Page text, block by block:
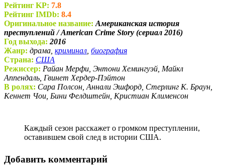
Рейтинг KP: 7.8
Рейтинг IMDb: 8.4
Оригинальное название: Американская история
преступлений / American Crime Story (сериал 2016)
Год выхода: 2016
Жанр: драма, криминал биография
Страна: США
Режиссер: Райан Мерфи, Энтони Хемингуэй, Майкл
Аппендаль, Гвинет Хердер-Пэйтон
В ролях: Сара Полсон, Аннали Эшфорд, Стерлинг К. Браун,
Кеннет Чои, Бини Фелдштейн, Кристиан Клименсон
Каждый сезон расскажет о громком преступлении,
оставившем свой след в истории США.
Добавить комментарий